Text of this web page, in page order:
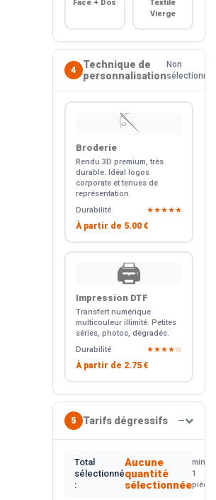
Face + Dos
Textile
Vierge
4
Technique de
personnalisation
Non
sélectionné
🪡
Broderie
Rendu 3D premium, très
durable. Idéal logos
corporate et tenues de
représentation.
Durabilité
★★★★★
À partir de 5.00 €
🖨️
Impression DTF
Transfert numérique
multicouleur illimité. Petites
séries, photos, dégradés.
Durabilité
★★★★☆
À partir de 2.75 €
5 Tarifs dégressifs —
Total
sélectionné
:
Aucune
quantité
sélectionnée
min.
1
pièce